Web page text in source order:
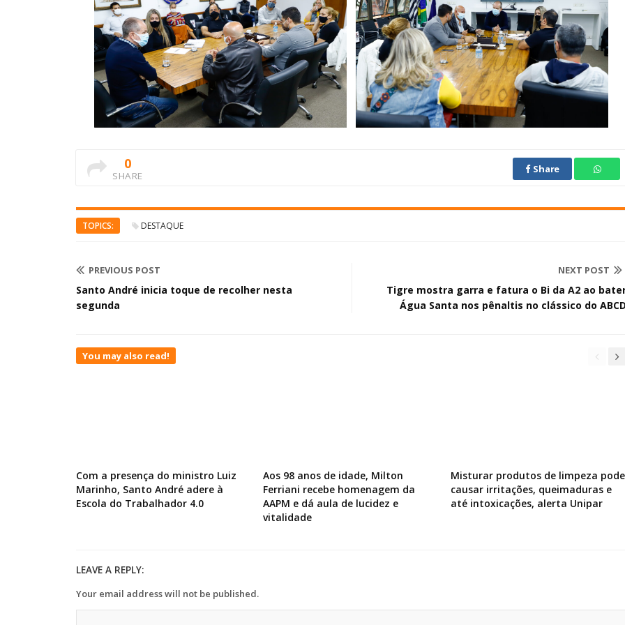
0
SHARE
Share
TOPICS: DESTAQUE
PREVIOUS POST
Santo André inicia toque de recolher nesta
segunda
NEXT POST
Tigre mostra garra e fatura o Bi da A2 ao
Água Santa nos pênaltis no clássico do
You may also read!
Com a presença do ministro Luiz
Marinho, Santo André adere à
Escola do Trabalhador 4.0
Aos 98 anos de idade, Milton
Ferriani recebe homenagem da
AAPM e dá aula de lucidez e
vitalidade
Misturar produtos de limpeza pode
causar irritações, queimaduras e
até intoxicações, alerta Unipar
LEAVE A REPLY:
Your email address will not be published.